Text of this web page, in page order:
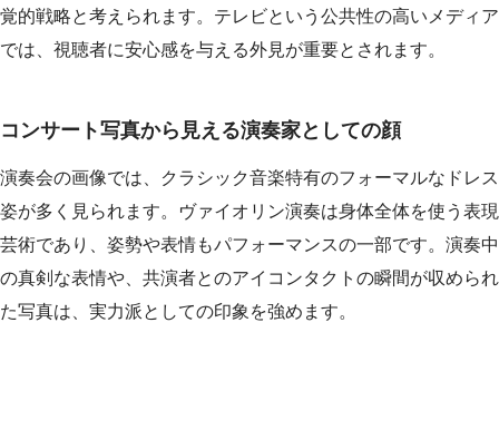
覚的戦略と考えられます。テレビという公共性の高いメディア
では、視聴者に安心感を与える外見が重要とされます。
コンサート写真から見える演奏家としての顔
演奏会の画像では、クラシック音楽特有のフォーマルなドレス
姿が多く見られます。ヴァイオリン演奏は身体全体を使う表現
芸術であり、姿勢や表情もパフォーマンスの一部です。演奏中
の真剣な表情や、共演者とのアイコンタクトの瞬間が収められ
た写真は、実力派としての印象を強めます。